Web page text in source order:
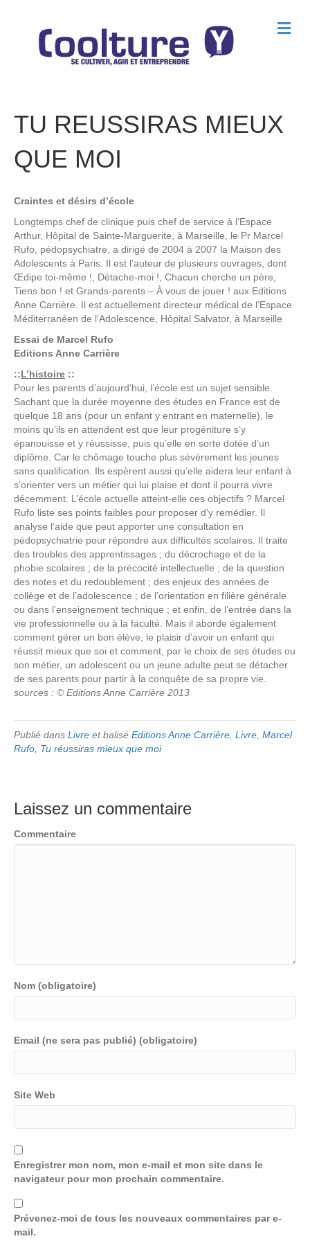
M
e
TU REUSSIRAS MIEUX
QUE MOI
Craintes et désirs d’école
Longtemps chef de clinique puis chef de service à l’Espace
Arthur, Hôpital de Sainte-Marguerite, à Marseille, le Pr Marcel
Rufo, pédopsychiatre, a dirigé de 2004 à 2007 la Maison des
Adolescents à Paris. Il est l’auteur de plusieurs ouvrages, dont
Œdipe toi-même !, Détache-moi !, Chacun cherche un père,
Tiens bon ! et Grands-parents – À vous de jouer ! aux Editions
Anne Carrière. Il est actuellement directeur médical de l’Espace
Méditerranéen de l’Adolescence, Hôpital Salvator, à Marseille
Essai de Marcel Rufo
Editions Anne Carrière
::L’histoire ::
Pour les parents d’aujourd’hui, l’école est un sujet sensible.
Sachant que la durée moyenne des études en France est de
quelque 18 ans (pour un enfant y entrant en maternelle), le
moins qu’ils en attendent est que leur progéniture s’y
épanouisse et y réussisse, puis qu’elle en sorte dotée d’un
diplôme. Car le chômage touche plus sévèrement les jeunes
sans qualification. Ils espèrent aussi qu’elle aidera leur enfant à
s’orienter vers un métier qui lui plaise et dont il pourra vivre
décemment. L’école actuelle atteint-elle ces objectifs ? Marcel
Rufo liste ses points faibles pour proposer d’y remédier. Il
analyse l’aide que peut apporter une consultation en
pédopsychiatrie pour répondre aux difficultés scolaires. Il traite
des troubles des apprentissages ; du décrochage et de la
phobie scolaires ; de la précocité intellectuelle ; de la question
des notes et du redoublement ; des enjeux des années de
collège et de l’adolescence ; de l’orientation en filière générale
ou dans l’enseignement technique ; et enfin, de l’entrée dans la
vie professionnelle ou à la faculté. Mais il aborde également
comment gérer un bon élève, le plaisir d’avoir un enfant qui
réussit mieux que soi et comment, par le choix de ses études ou
son métier, un adolescent ou un jeune adulte peut se détacher
de ses parents pour partir à la conquête de sa propre vie.
sources : © Editions Anne Carrière 2013
Publié dans Livre et balisé Editions Anne Carrière Livre Marcel
Rufo Tu réussiras mieux que moi
Laissez un commentaire
Commentaire
Nom (obligatoire)
Email (ne sera pas publié) (obligatoire)
Site Web
Enregistrer mon nom, mon e-mail et mon site dans le
navigateur pour mon prochain commentaire.
Prévenez-moi de tous les nouveaux commentaires par e-
mail.